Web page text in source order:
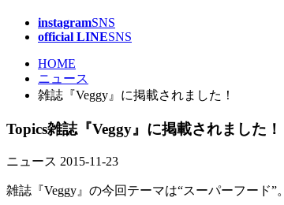
instagramSNS
official LINESNS
HOME
ニュース
雑誌『Veggy』に掲載されました！
Topics雑誌『Veggy』に掲載されました！
ニュース 2015-11-23
雑誌『Veggy』の今回テーマは“スーパーフード”。